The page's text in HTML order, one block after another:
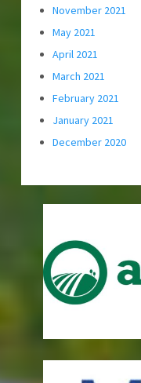
November 2021
May 2021
April 2021
March 2021
February 2021
January 2021
December 2020